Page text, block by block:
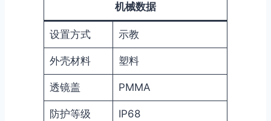
机械数据
设置方式 示教
外壳材料 塑料
透镜盖 PMMA
防护等级 IP68